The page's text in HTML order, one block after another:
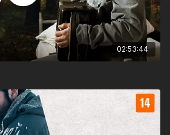
02:53:44